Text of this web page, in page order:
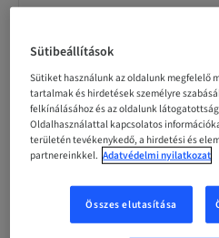
Regisztráció határideje
20. szept. 2026
Résztvevőnkénti ár (helyi adók
JPY 50000.00
Nyelv
Japanese
Sütibeállítások
Sütiket használunk az oldalunk megfelelő
tartalmak és hirdetések személyre
felkínálásához és az oldalunk
Oldalhasználattal kapcsolatos
területén tevékenykedő, a hirdetési és
partnereinkkel. Adatvédelmi nyilatkozat
Összes elutasítása